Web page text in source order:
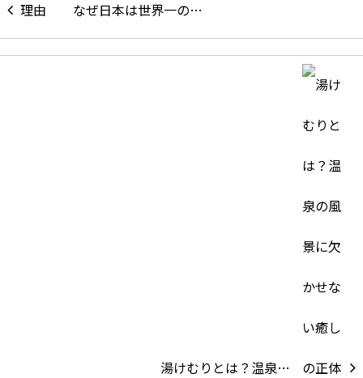
なぜ日本は世界一の…
湯けむりとは？温泉…